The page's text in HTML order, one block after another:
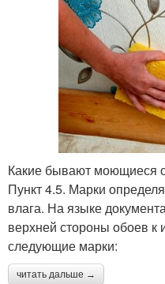
Какие бывают моющиеся
Пункт 4.5. Марки
влага. На языке
верхней стороны обоев к
следующие марки:
читать дальше →